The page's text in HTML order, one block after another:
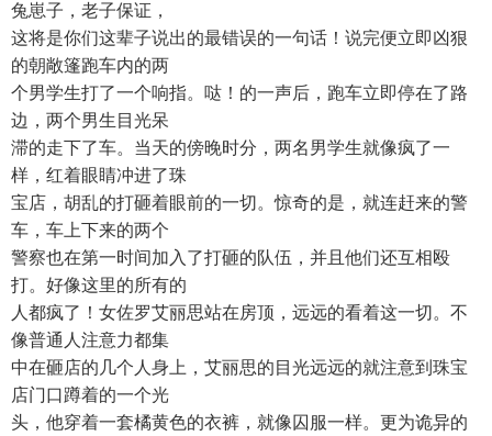
兔崽子，老子保证，
这将是你们这辈子说出的最错误的一句话！说完便立即凶狠
的朝敞篷跑车内的两
个男学生打了一个响指。哒！的一声后，跑车立即停在了路
边，两个男生目光呆
滞的走下了车。当天的傍晚时分，两名男学生就像疯了一
样，红着眼睛冲进了珠
宝店，胡乱的打砸着眼前的一切。惊奇的是，就连赶来的警
车，车上下来的两个
警察也在第一时间加入了打砸的队伍，并且他们还互相殴
打。好像这里的所有的
人都疯了！女佐罗艾丽思站在房顶，远远的看着这一切。不
像普通人注意力都集
中在砸店的几个人身上，艾丽思的目光远远的就注意到珠宝
店门口蹲着的一个光
头，他穿着一套橘黄色的衣裤，就像囚服一样。更为诡异的